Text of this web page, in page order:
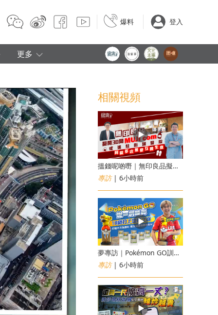
爆料 登入
更多
相關視頻
搵錢呢啲嘢｜無印良品擬開30間「MUJI com」 或進駐街舖醫院 同區多店無憂互搶生意
專訪| 6小時前
夢專訪｜Pokémon GO訓練員「蝦皮」16歲打上世界第一！戰友成最強後盾
專訪| 6小時前